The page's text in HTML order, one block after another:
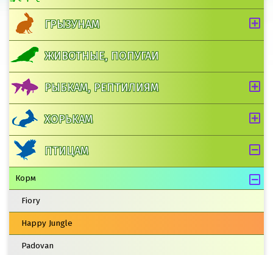
ГРЫЗУНАМ
ЖИВОТНЫЕ, ПОПУГАИ
РЫБКАМ, РЕПТИЛИЯМ
ХОРЬКАМ
ПТИЦАМ
Корм
Fiory
Happy Jungle
Padovan